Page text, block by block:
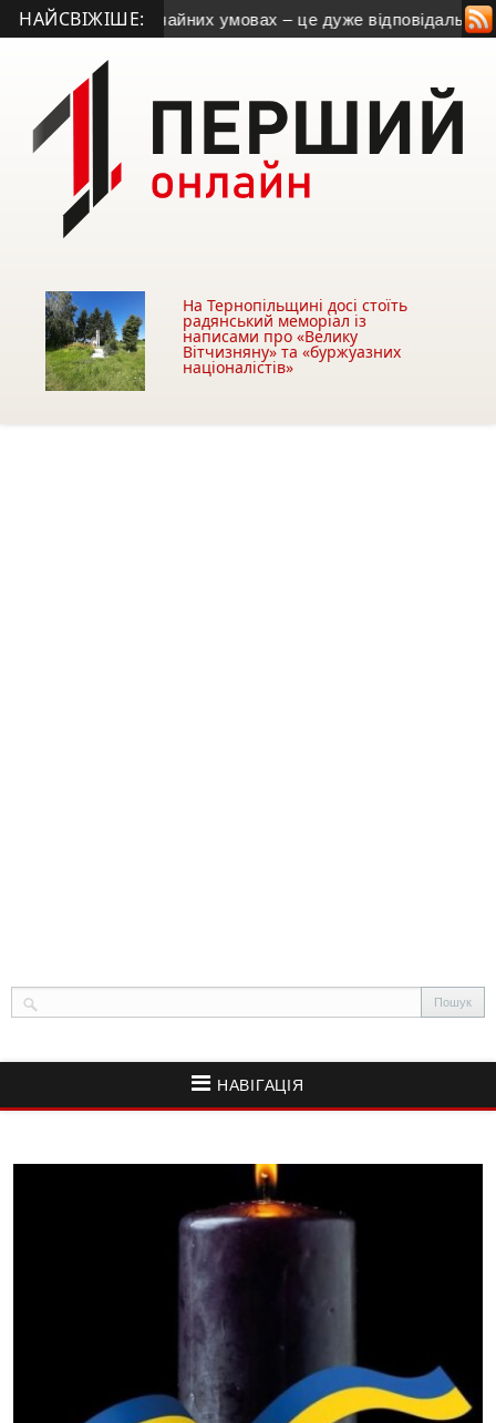
НАЙСВІЖІШЕ:
у надзвичайних умовах – це дуже відповідально • New
На Тернопільщині досі стоїть
радянський меморіал із
написами про «Велику
Вітчизняну» та «буржуазних
націоналістів»
НАВІГАЦІЯ